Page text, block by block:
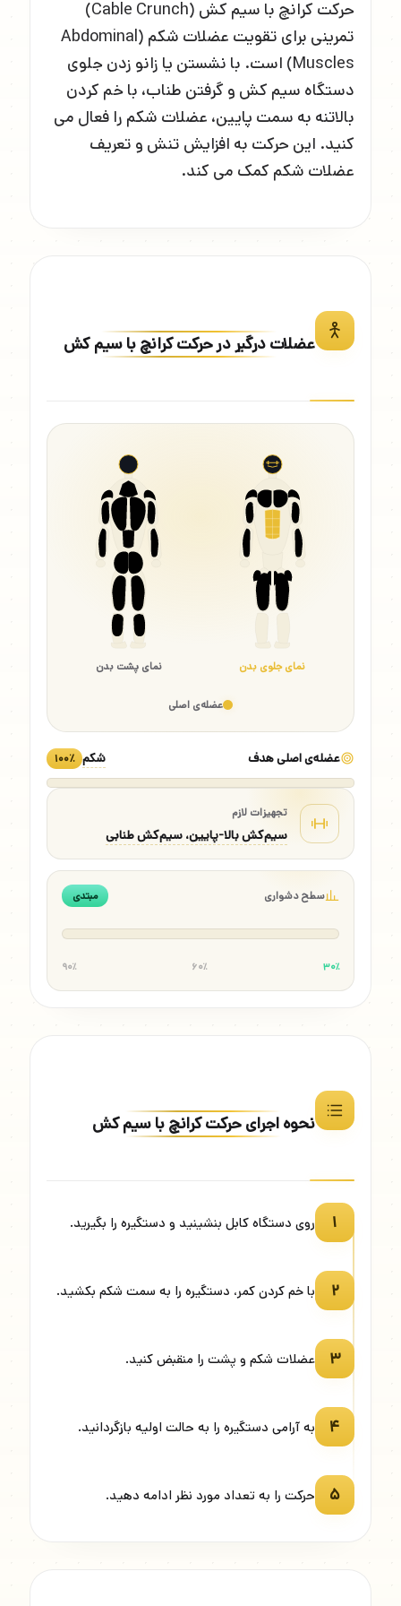
حرکت کرانچ با سیم کش (Cable Crunch)
تمرینی برای تقویت عضلات شکم (Abdominal
Muscles) است. با نشستن یا زانو زدن جلوی
دستگاه سیم کش و گرفتن طناب، با خم کردن
بالاتنه به سمت پایین، عضلات شکم را فعال می
کنید. این حرکت به افزایش تنش و تعریف
عضلات شکم کمک می کند.
عضلات درگیر در حرکت کرانچ با سیم کش
نمای جلوی بدن نمای پشت بدن
عضله‌ی اصلی
عضله‌ی اصلی هدف شکم ۱۰۰٪
تجهیزات لازم
سیم‌کش بالا-پایین، سیم‌کش طنابی
سطح دشواری مبتدی
۳۰٪ ۶۰٪ ۹۰٪
نحوه اجرای حرکت کرانچ با سیم کش
۱ روی دستگاه کابل بنشینید و دستگیره را بگیرید.
۲ با خم کردن کمر، دستگیره را به سمت شکم بکشید.
۳ عضلات شکم و پشت را منقبض کنید.
۴ به آرامی دستگیره را به حالت اولیه بازگردانید.
۵ حرکت را به تعداد مورد نظر ادامه دهید.